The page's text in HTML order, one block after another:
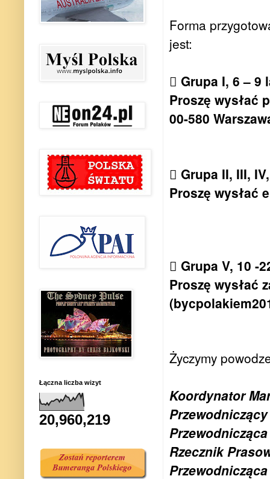
Forma
jest:
 Grupa I, 6 – 9
Proszę wysłać
00-580
 Grupa II, III,
Proszę wysłać
 Grupa V, 10 -
Proszę wysłać
(
Życzymy
Koordynator
Rzecznik
Łączna liczba wizyt
20,960,219